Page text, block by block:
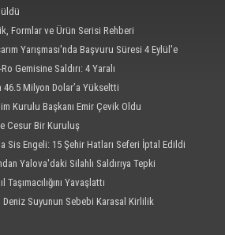
Formlar ve Ürün Serisi Rehberi
Yarışması'nda Başvuru Süresi 4 Eylül'e
Gemisine Saldırı: 4 Yaralı
46.5 Milyon Dolar’a Yükseltti
Kurulu Başkanı Emir Çevik Oldu
Cesur Bir Kuruluş
Sis Engeli: 15 Şehir Hatları Seferi İptal Edildi
Yalova'daki Silahlı Saldırıya Tepki
Yavaşlattı
Deniz Suyunun Sebebi Karasal Kirlilik